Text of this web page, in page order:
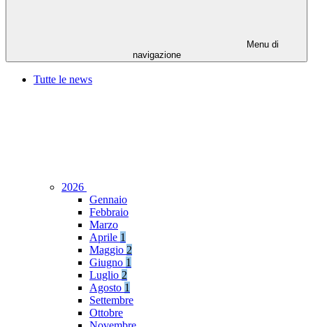
Menu di
navigazione
Tutte le news
2026
Gennaio
Febbraio
Marzo
Aprile 1
Maggio 2
Giugno 1
Luglio 2
Agosto 1
Settembre
Ottobre